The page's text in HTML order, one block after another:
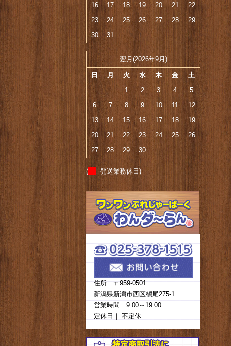
16
17 18 19 20 21
22
23
24 25 26 27 28
29
30
31
翌月(2026年9月)
日 月 火 水 木 金
土
1
2 3 4
5
6
7 8 9 10 11
12
13
14 15 16 17 18
19
20
21 22 23 24 25
26
27
28 29 30
( 発送業務休日)
住所｜〒959-0501
新潟県新潟市西区槇尾275-1
営業時間｜9:00～19:00
定休日｜ 不定休